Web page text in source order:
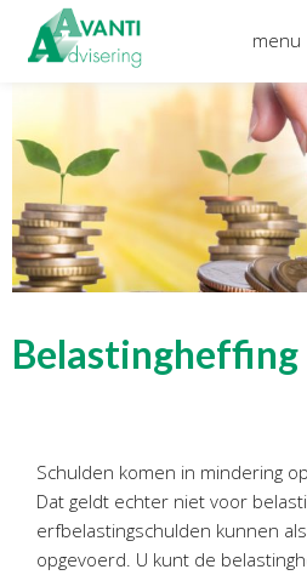
menu
Organisatie
Onze medewerkers
NOAB gecertificeerd
Algemene verordening
gegevensbescherming
Sponsoring
Startersbegeleiding
Tijdelijk financieel personeel
Personeel & Organisatie
Zoeken
Belastingheffing
Schulden komen in mindering
Dat geldt echter niet voor
erfbelastingschulden kunnen
opgevoerd. U kunt de